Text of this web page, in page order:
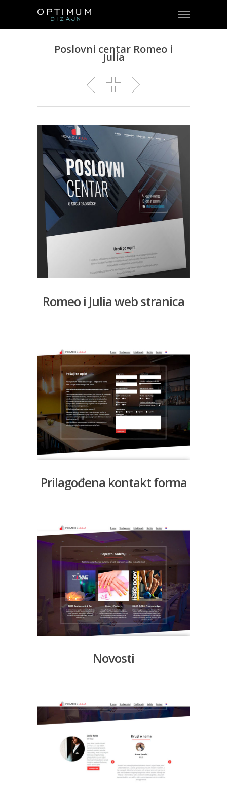
Poslovni centar Romeo i
Julia
Romeo i Julia web stranica
Prilagođena kontakt forma
Novosti